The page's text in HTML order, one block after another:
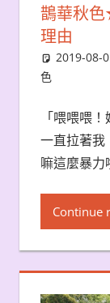
鵲華秋
理由
2019-08-
色
「喂喂喂
一直拉著我
嘛這麼暴力
Continue